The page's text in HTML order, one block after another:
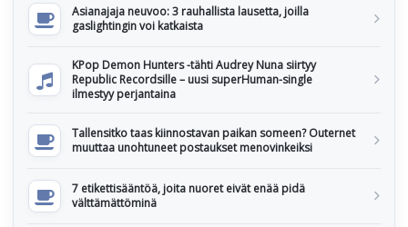
Asianajaja neuvoo: 3 rauhallista lausetta, joilla
gaslightingin voi katkaista
KPop Demon Hunters -tähti Audrey Nuna siirtyy
Republic Recordsille – uusi superHuman-single
ilmestyy perjantaina
Tallensitko taas kiinnostavan paikan someen? Outernet
muuttaa unohtuneet postaukset menovinkeiksi
7 etikettisääntöä, joita nuoret eivät enää pidä
välttämättöminä